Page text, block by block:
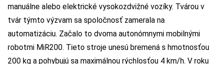
manuálne alebo elektrické vysokozdvižné vozíky. Tvárou v
tvár týmto výzvam sa spoločnosť zamerala na
automatizáciu. Začalo to dvoma autonómnymi mobilnými
robotmi MiR200. Tieto stroje unesú bremená s hmotnosťou
200 kg a pohybujú sa maximálnou rýchlosťou 4 km/h. V roku